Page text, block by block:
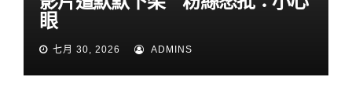
眼
七月 30, 2026 ADMINS